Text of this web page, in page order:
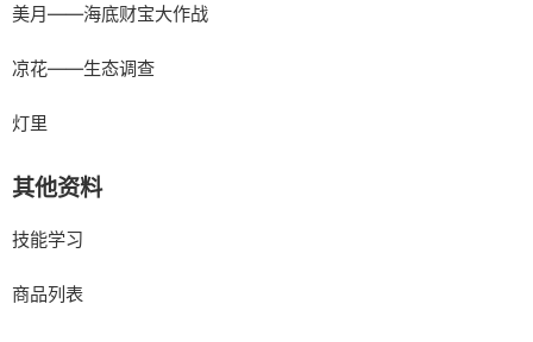
美月——海底财宝大作战
凉花——生态调查
灯里
其他资料
技能学习
商品列表